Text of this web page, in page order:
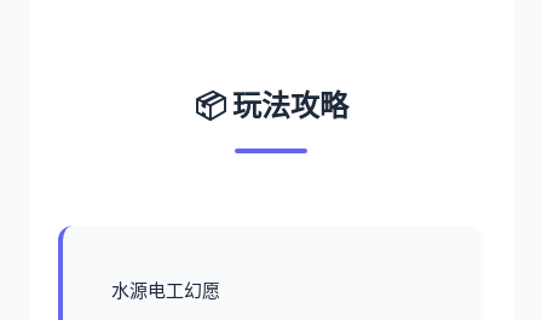
📦 玩法攻略
水源电工幻愿